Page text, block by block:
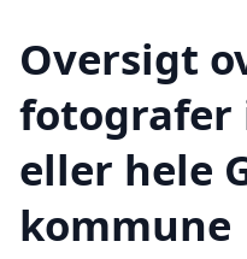
Oversigt
fotografer
eller hele
kommune